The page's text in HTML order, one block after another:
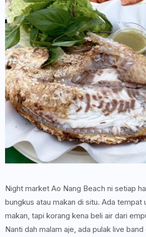
Night market Ao Nang Beach ni setiap
bungkus atau makan di situ. Ada tempat
makan, tapi korang kena beli air dari
Nanti dah malam aje, ada pulak live band